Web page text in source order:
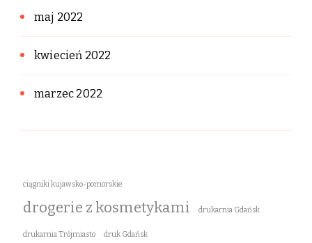
maj 2022
kwiecień 2022
marzec 2022
ciągniki kujawsko-pomorskie
drogerie z kosmetykami drukarnia Gdańsk
drukarnia Trójmiasto druk Gdańsk